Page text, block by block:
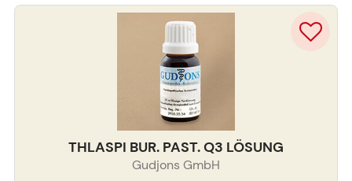
THLASPI BUR. PAST. Q3 LÖSUNG
Gudjons GmbH